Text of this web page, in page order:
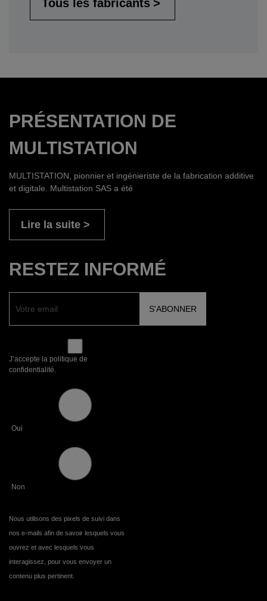
Tous les fabricants
PRÉSENTATION DE
MULTISTATION
MULTISTATION, pionnier et ingénieriste de la fabrication additive
et digitale. Multistation SAS a été
Lire la suite
RESTEZ INFORMÉ
J’accepte la politique de
confidentialité.
Oui
Non
Nous utilisons des pixels de suivi dans
nos e-mails afin de savoir lesquels vous
ouvrez et avec lesquels vous
interagissez, pour vous envoyer un
contenu plus pertinent.